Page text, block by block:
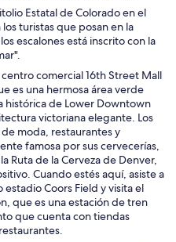
Estatal de Colorado en el
turistas que posan en la
escalones está inscrito con la
comercial 16th Street Mall
es una hermosa área verde
histórica de Lower Downtown
victoriana elegante. Los
moda, restaurantes y
famosa por sus cervecerías,
Ruta de la Cerveza de Denver,
Cuando estés aquí, asiste a
Coors Field y visita el
que es una estación de tren
que cuenta con tiendas